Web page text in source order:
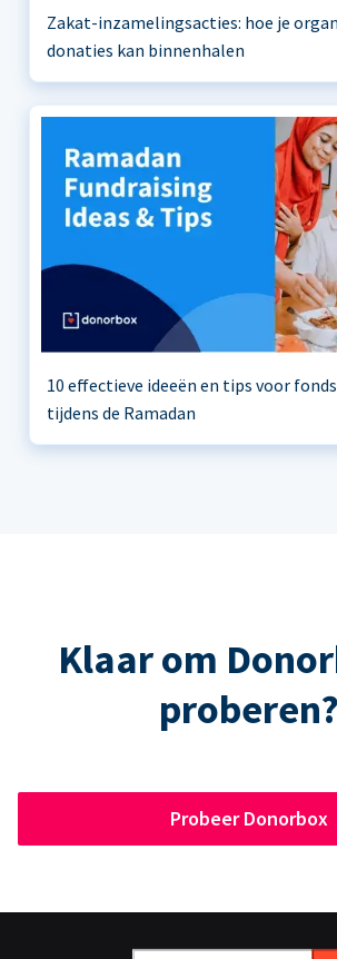
Zakat-inzamelingsacties: hoe je
donaties kan binnenhalen
10 effectieve ideeën en tips voor
tijdens de Ramadan
Klaar om
proberen?
Probeer Donorbox